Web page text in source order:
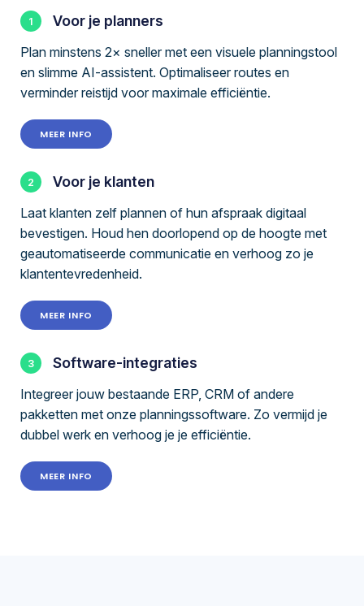
Voor je planners
Plan minstens 2× sneller met een visuele planningstool
en slimme AI-assistent. Optimaliseer routes en
verminder reistijd voor maximale efficiëntie.
MEER INFO
Voor je klanten
Laat klanten zelf plannen of hun afspraak digitaal
bevestigen. Houd hen doorlopend op de hoogte met
geautomatiseerde communicatie en verhoog zo je
klantentevredenheid.
MEER INFO
Software-integraties
Integreer jouw bestaande ERP, CRM of andere
pakketten met onze planningssoftware. Zo vermijd je
dubbel werk en verhoog je je efficiëntie.
MEER INFO